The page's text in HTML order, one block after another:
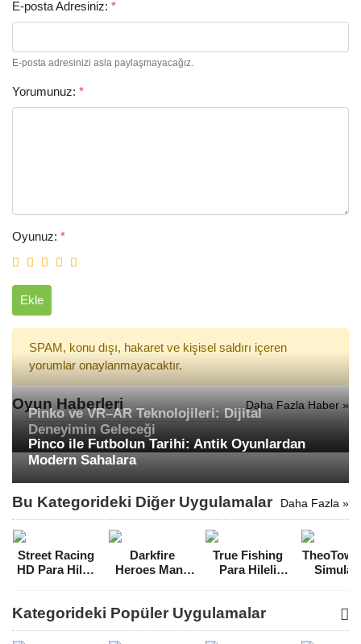
E-posta Adresiniz: *
E-posta adresinizi asla paylaşmayacağız.
Yorumunuz: *
Oyunuz: *
Ekle
SPAM, konu dışı, hakaret ve kişisel saldırı içeren
yorumlar onaylanmayacaktır.
Oyun Haberleri Daha Fazla Haber »
Pinko ve VR–AR Teknolojileri: Dijital
Deneyimin Geleceği
Pinco ile Futbolun Tarihi: Antik Oyunlardan
Modern Sahalara
Bu Kategorideki Diğer Uygulamalar Daha Fazla »
Street Racing
HD Para Hileli
Darkfire
Heroes Mana
True Fishing
Para Hileli
Kategorideki Popüler Uygulamalar